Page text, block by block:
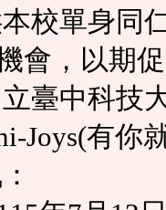
校單身同
會，以期
臺中科技
Joys(有你